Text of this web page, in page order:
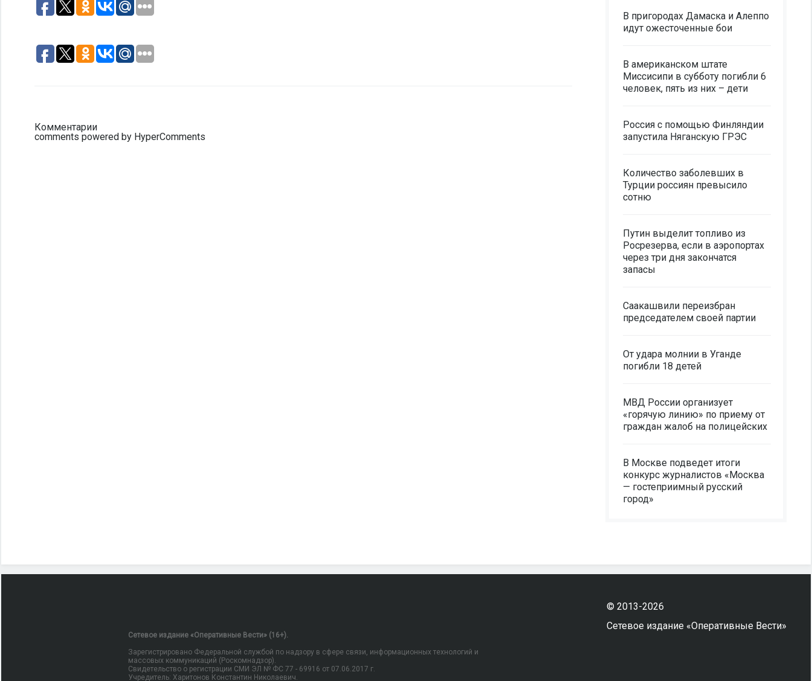
Комментарии
comments powered by HyperComments
В пригородах Дамаска и Алеппо
идут ожесточенные бои
В американском штате
Миссисипи в субботу погибли 6
человек, пять из них – дети
Россия с помощью Финляндии
запустила Няганскую ГРЭС
Количество заболевших в
Турции россиян превысило
сотню
Путин выделит топливо из
Росрезерва, если в аэропортах
через три дня закончатся
запасы
Саакашвили переизбран
председателем своей партии
От удара молнии в Уганде
погибли 18 детей
МВД России организует
«горячую линию» по приему от
граждан жалоб на полицейских
В Москве подведет итоги
конкурс журналистов «Москва
— гостеприимный русский
город»
Сетевое издание «Оперативные Вести» (16+).
Зарегистрировано Федеральной службой по надзору в сфере связи, информационных технологий и
массовых коммуникаций (Роскомнадзор).
Свидетельство о регистрации СМИ ЭЛ № ФС 77 - 69916 от 07.06.2017 г.
Учредитель: Харитонов Константин Николаевич.
© 2013-2026
Сетевое издание «Оперативные Вести»